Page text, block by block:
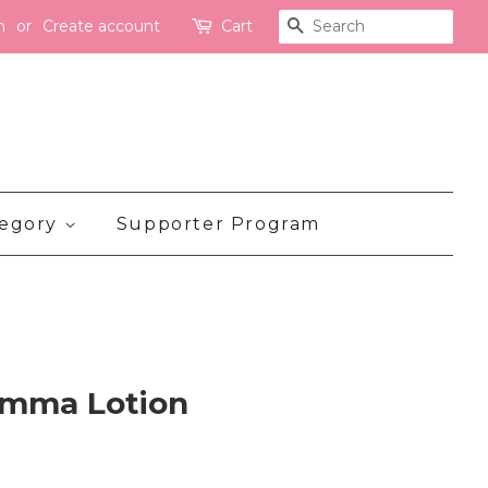
or Create account Cart Search
Supporter Program
Lotion